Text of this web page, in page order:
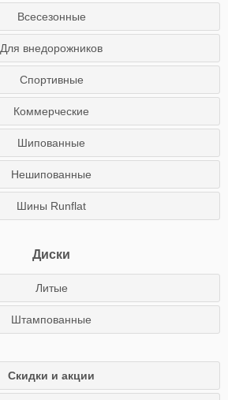
Всесезонные
Для внедорожников
Спортивные
Коммерческие
Шипованные
Нешипованные
Шины Runflat
Диски
Литые
Штампованные
Скидки и акции